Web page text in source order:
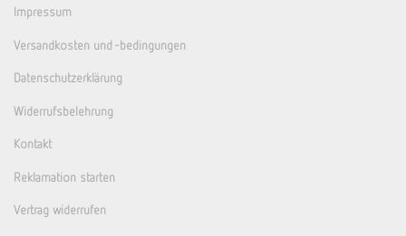
Impressum
Versandkosten und -bedingungen
Datenschutzerklärung
Widerrufsbelehrung
Kontakt
Reklamation starten
Vertrag widerrufen